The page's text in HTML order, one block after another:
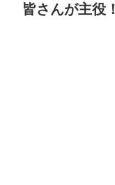
皆さんが主役